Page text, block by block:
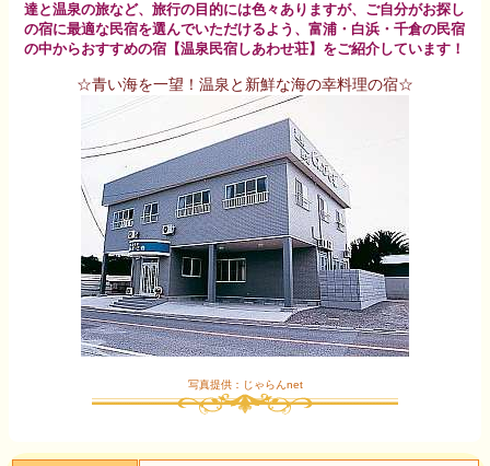
達と温泉の旅など、旅行の目的には色々ありますが、ご自分がお探し
の宿に最適な民宿を選んでいただけるよう、富浦・白浜・千倉の民宿
の中からおすすめの宿【温泉民宿しあわせ荘】をご紹介しています！
☆青い海を一望！温泉と新鮮な海の幸料理の宿☆
写真提供：じゃらんnet